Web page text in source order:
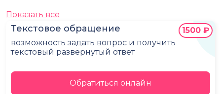
Текстовое обращение
возможность задать вопрос и получить
текстовый развёрнутый ответ
1500 ₽
Обратиться онлайн
Показать все